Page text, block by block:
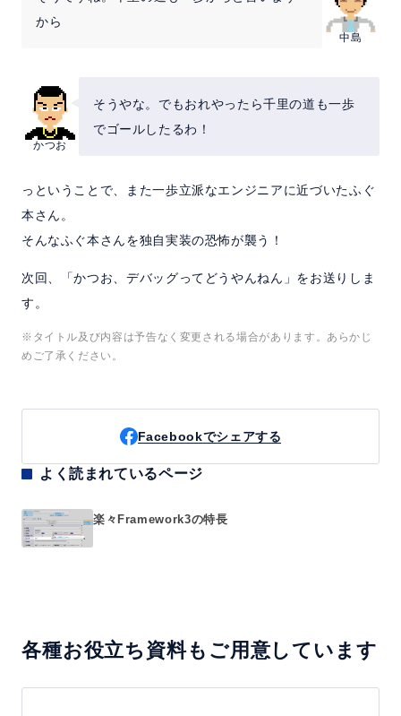
中島
から
かつお
そうやな。でもおれやったら千里の道も一歩
でゴールしたるわ！
っということで、また一歩立派なエンジニアに近づいたふぐ
本さん。
そんなふぐ本さんを独自実装の恐怖が襲う！
次回、「かつお、デバッグってどうやんねん」をお送りしま
す。
※タイトル及び内容は予告なく変更される場合があります。あらかじ
めご了承ください。
Facebookでシェアする
よく読まれているページ
楽々Framework3の特長
各種お役立ち資料もご用意しています